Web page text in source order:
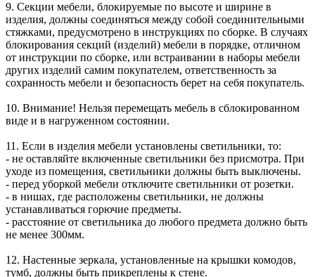
9. Секции мебели, блокируемые по высоте и ширине в
изделия, должны соединяться между собой соединительными
стяжками, предусмотрено в инструкциях по сборке. В случаях
блокирования секций (изделий) мебели в порядке, отличном
от инструкции по сборке, или встраивании в наборы мебели
других изделий самим покупателем, ответственность за
сохранность мебели и безопасность берет на себя покупатель.
10. Внимание! Нельзя перемещать мебель в сблокированном
виде и в нагруженном состоянии.
11. Если в изделия мебели установлены светильники, то:
- не оставляйте включенные светильники без присмотра. При
уходе из помещения, светильники должны быть выключены.
- перед уборкой мебели отключите светильники от розетки.
- в нишах, где расположены светильники, не должны
устанавливаться горючие предметы.
- расстояние от светильника до любого предмета должно быть
не менее 300мм.
12. Настенные зеркала, установленные на крышки комодов,
тумб, должны быть прикреплены к стене.